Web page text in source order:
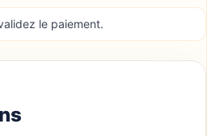
le paiement.